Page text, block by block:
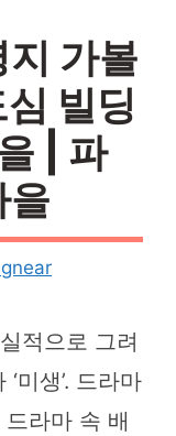
가볼
빌딩
| 파
을
적으로 그려
미생’. 드라마
라마 속 배